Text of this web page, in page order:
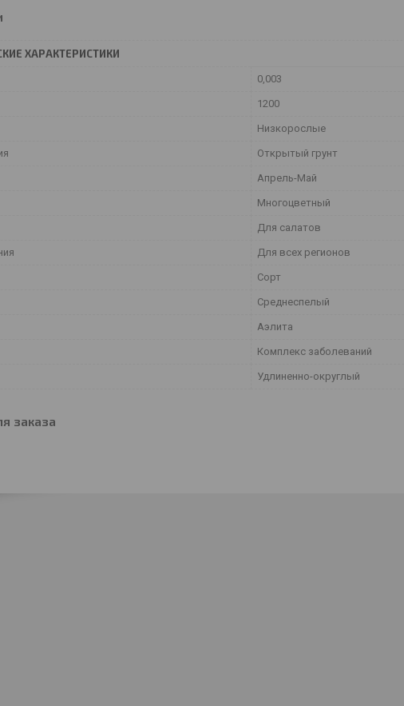
ХАРАКТЕРИСТИКИ
0,003
1200
Низкорослые
Открытый грунт
Апрель-Май
Многоцветный
Для салатов
Для всех регионов
Сорт
Среднеспелый
Аэлита
Комплекс заболеваний
Удлиненно-округлый
заказа